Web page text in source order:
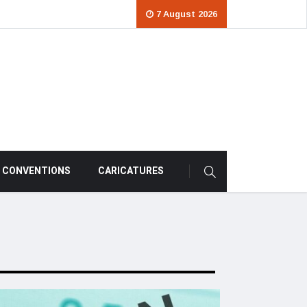
7 August 2026
CONVENTIONS CARICATURES